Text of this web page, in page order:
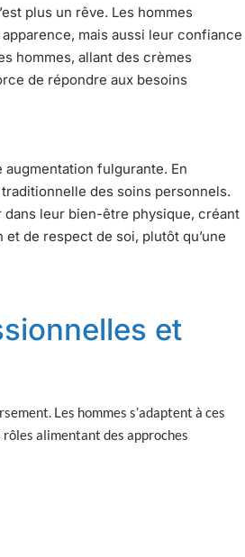
plus un rêve. Les hommes
mais aussi leur confiance
hommes, allant des crèmes
de répondre aux besoins
augmentation fulgurante. En
des soins personnels.
dans leur bien-être physique, créant
de respect de soi, plutôt qu’une
et
Les hommes s’adaptent à ces
alimentant des approches